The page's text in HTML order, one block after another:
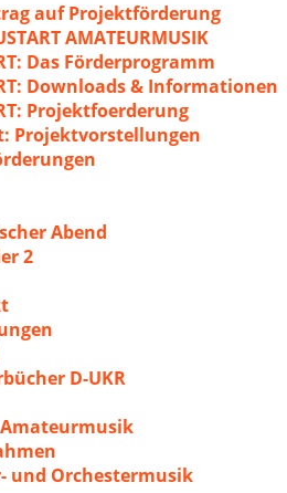
auf Projektförderung
AMATEURMUSIK
Das Förderprogramm
Downloads & Informationen
Projektfoerderung
Projektvorstellungen
Abend
2
D-UKR
und Orchestermusik